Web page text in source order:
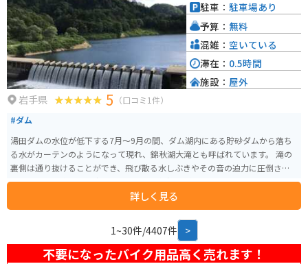
しいものを味わったり、雄大な自然を満喫したりしてください。
岩手県 5 （口コミ1件）
#ダム
湯田ダムの水位が低下する7月～9月の間、ダム湖内にある貯砂ダムから落ち
る水がカーテンのようになって現れ、錦秋湖大滝とも呼ばれています。 滝の
裏側は通り抜けることができ、飛び散る水しぶきやその音の迫力に圧倒され
ます。暑い季節には、涼を求めて訪れる気持ちが良いです。
詳しく見る
駐車： 駐車場あり
予算： 無料
混雑： 空いている
滞在： 0.5時間
施設： 屋外
1~30件/4407件 >
不要になったバイク用品高く売れます！